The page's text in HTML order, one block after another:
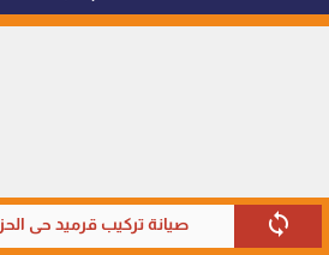
sync صيانة تركيب قرميد حي